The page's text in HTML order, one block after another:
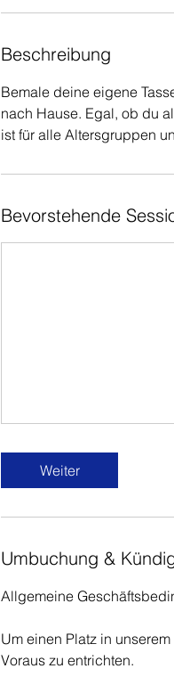
i
n
.
Beschreibung
Bemale deine eigene
nach Hause. Egal, ob du
ist für alle Altersgruppen
Bevorstehende
Weiter
Umbuchung &
Allgemeine
Um einen Platz in
Voraus zu entrichten.